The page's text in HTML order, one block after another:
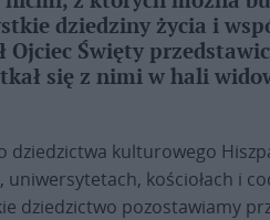
dziedziny życia i
Ojciec Święty
się z nimi w hali
dziedzictwa kulturowego
kościołach i
dziedzictwo pozostawiamy